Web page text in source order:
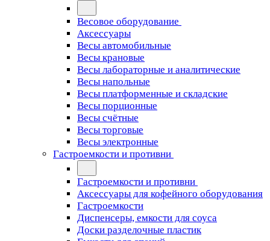
Весовое оборудование
Аксессуары
Весы автомобильные
Весы крановые
Весы лабораторные и аналитические
Весы напольные
Весы платформенные и складские
Весы порционные
Весы счётные
Весы торговые
Весы электронные
Гастроемкости и противни
Гастроемкости и противни
Аксессуары для кофейного оборудования
Гастроемкости
Диспенсеры, емкости для соуса
Доски разделочные пластик